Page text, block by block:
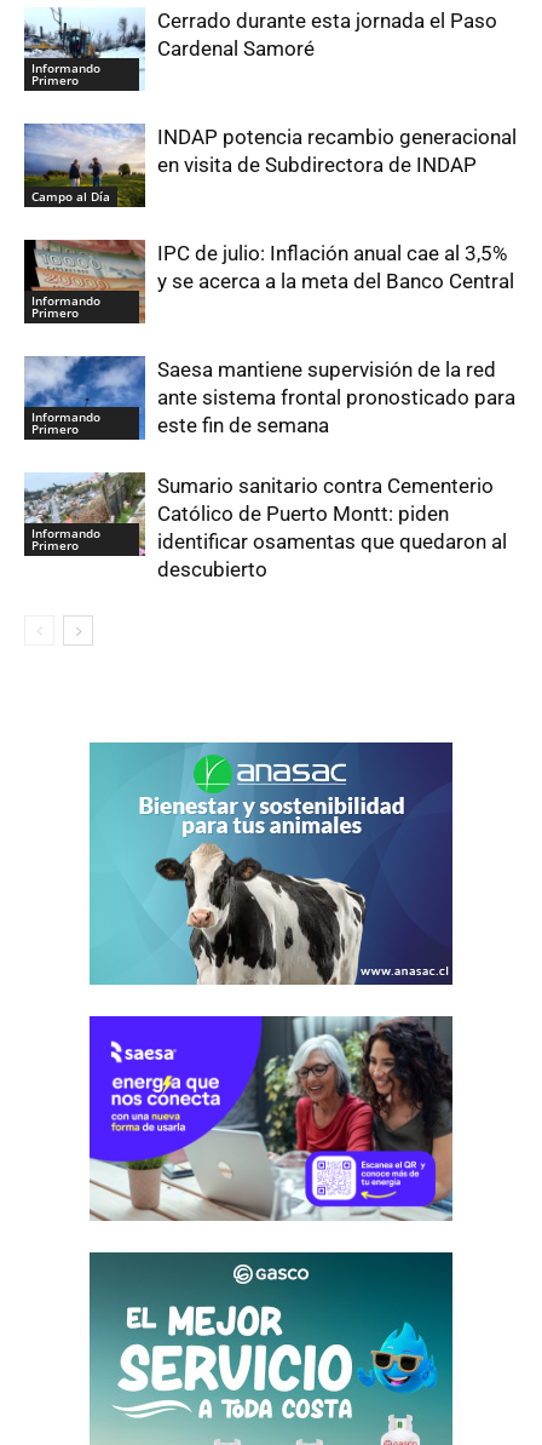
Informando
Primero
Cerrado durante esta jornada el Paso
Cardenal Samoré
Campo al Día
INDAP potencia recambio generacional
en visita de Subdirectora de INDAP
Informando
Primero
IPC de julio: Inflación anual cae al 3,5%
y se acerca a la meta del Banco Central
Informando
Primero
Saesa mantiene supervisión de la red
ante sistema frontal pronosticado para
este fin de semana
Informando
Primero
Sumario sanitario contra Cementerio
Católico de Puerto Montt: piden
identificar osamentas que quedaron al
descubierto